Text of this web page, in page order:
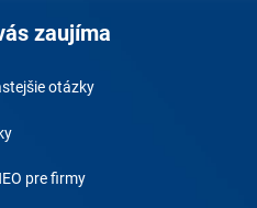
zaujíma
otázky
pre firmy